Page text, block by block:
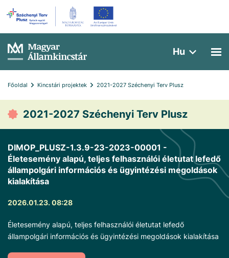
Hu
Főoldal Kincstári projektek 2021-2027 Széchenyi Terv Plusz
2021-2027 Széchenyi Terv Plusz
DIMOP_PLUSZ-1.3.9-23-2023-00001 -
Életesemény alapú, teljes felhasználói életutat lefedő
állampolgári információs és ügyintézési megoldások
kialakítása
2026.01.23. 08:28
Életesemény alapú, teljes felhasználói életutat lefedő
állampolgári információs és ügyintézési megoldások kialakítása